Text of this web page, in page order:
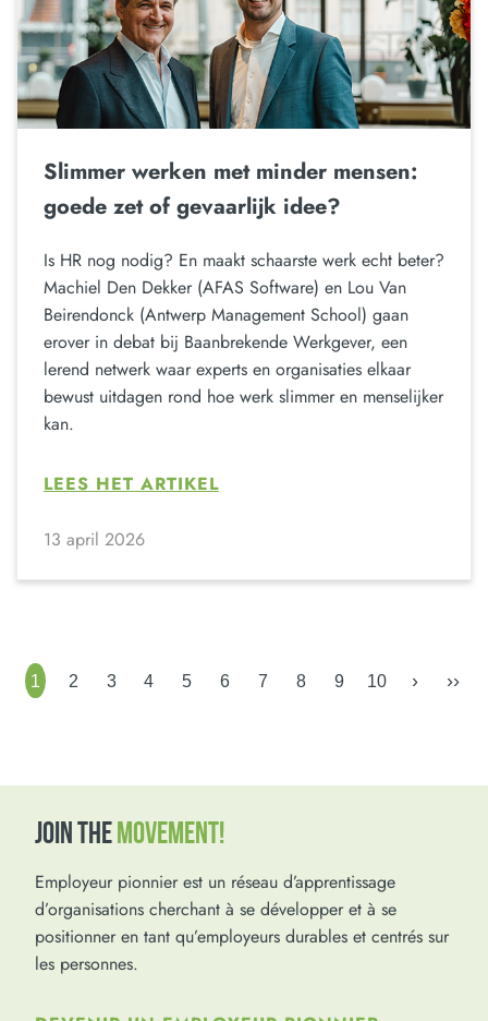
Slimmer werken met minder mensen:
goede zet of gevaarlijk idee?
Is HR nog nodig? En maakt schaarste werk echt beter?
Machiel Den Dekker (AFAS Software) en Lou Van
Beirendonck (Antwerp Management School) gaan
erover in debat bij Baanbrekende Werkgever, een
lerend netwerk waar experts en organisaties elkaar
bewust uitdagen rond hoe werk slimmer en menselijker
kan.
LEES HET ARTIKEL
13 april 2026
1 2 3 4 5 6 7 8 9 10 › ››
JOIN THEMOVEMENT!
Employeur pionnier est un réseau d’apprentissage
d’organisations cherchant à se développer et à se
positionner en tant qu’employeurs durables et centrés sur
les personnes.